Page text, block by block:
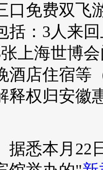
口免费双飞
括：3人来
上海世博
酒店住宿等
释权归安徽
本月22日